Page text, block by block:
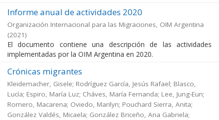
Informe anual de actividades 2020
Organización Internacional para las Migraciones, OIM Argentina
(2021)
El documento contiene una descripción de las actividades
implementadas por la OIM Argentina en 2020.
Crónicas migrantes
Kleidemacher, Gisele; Rodríguez García, Jesús Rafael; Blasco,
Lucía; Espiro, María Luz; Cháves, María Fernanda; Lee, Jung-Eun;
Romero, Macarena; Oviedo, Marilyn; Pouchard Sierra, Anita;
González Valdés, Micaela; González Briceño, Ana Gabriela;